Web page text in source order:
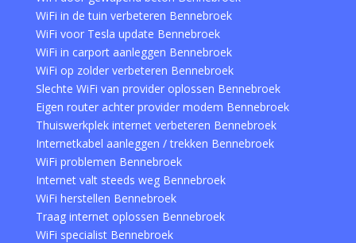
WiFi in de tuin verbeteren Bennebroek
WiFi voor Tesla update Bennebroek
WiFi in carport aanleggen Bennebroek
WiFi op zolder verbeteren Bennebroek
Slechte WiFi van provider oplossen Bennebroek
Eigen router achter provider modem Bennebroek
Thuiswerkplek internet verbeteren Bennebroek
Internetkabel aanleggen / trekken Bennebroek
WiFi problemen Bennebroek
Internet valt steeds weg Bennebroek
WiFi herstellen Bennebroek
Traag internet oplossen Bennebroek
WiFi specialist Bennebroek